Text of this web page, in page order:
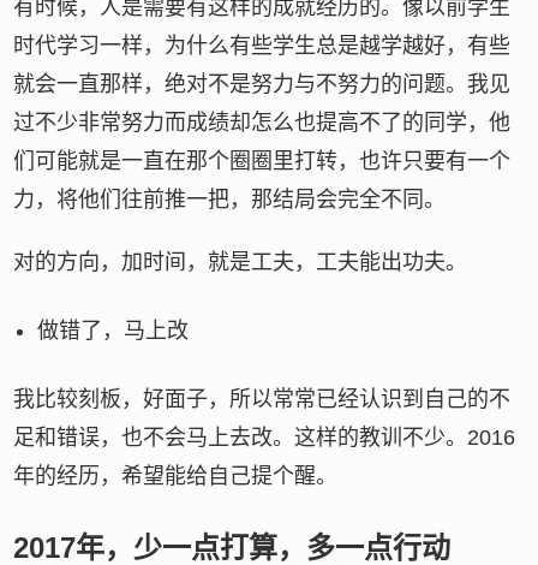
有时候，人是需要有这样的成就经历的。像以前学生
时代学习一样，为什么有些学生总是越学越好，有些
就会一直那样，绝对不是努力与不努力的问题。我见
过不少非常努力而成绩却怎么也提高不了的同学，他
们可能就是一直在那个圈圈里打转，也许只要有一个
力，将他们往前推一把，那结局会完全不同。
对的方向，加时间，就是工夫，工夫能出功夫。
做错了，马上改
我比较刻板，好面子，所以常常已经认识到自己的不
足和错误，也不会马上去改。这样的教训不少。2016
年的经历，希望能给自己提个醒。
2017年，少一点打算，多一点行动